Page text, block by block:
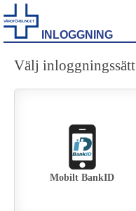
INLOGGNING
Välj inloggningssätt
Mobilt BankID